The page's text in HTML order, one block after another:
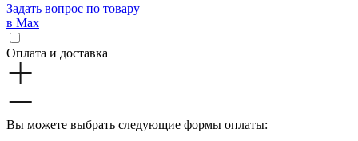
Задать вопрос по товару
в Max
Оплата и доставка
Вы можете выбрать следующие формы оплаты: